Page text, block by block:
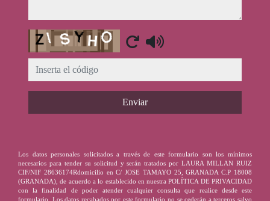
Captcha
Enviar
Los datos personales solicitados a través de este formulario son los mínimos
necesarios para tender su solicitud y serán tratados por LAURA MILLAN RUIZ
CIF/NIF 28636174Rdomicilio en C/ JOSE TAMAYO 25, GRANADA C.P 18008
(GRANADA), de acuerdo a lo establecido en nuestra POLÍTICA DE PRIVACIDAD
con la finalidad de poder atender cualquier consulta que realice desde este
formulario. Los datos recabados por este formulario no se cederán a terceros salvo